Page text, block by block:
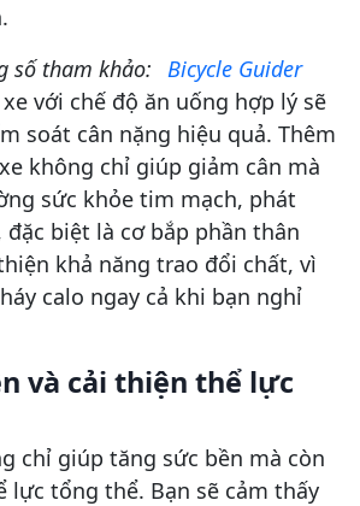
số tham khảo:
Bicycle Guider
với chế độ ăn uống hợp lý sẽ
soát cân nặng hiệu quả. Thêm
không chỉ giúp giảm cân mà
sức khỏe tim mạch, phát
biệt là cơ bắp phần thân
khả năng trao đổi chất, vì
calo ngay cả khi bạn nghỉ
và cải thiện thể lực
chỉ giúp tăng sức bền mà còn
lực tổng thể. Bạn sẽ cảm thấy